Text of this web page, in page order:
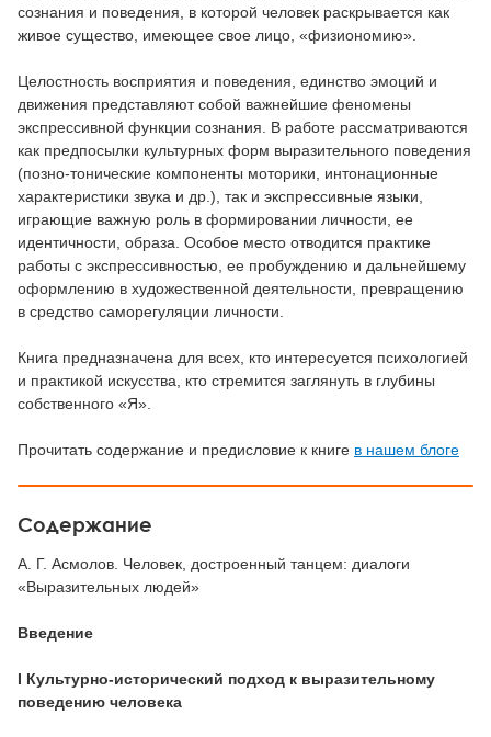
сознания и поведения, в которой человек раскрывается как
живое существо, имеющее свое лицо, «физиономию».
Целостность восприятия и поведения, единство эмоций и
движения представляют собой важнейшие феномены
экспрессивной функции сознания. В работе рассматриваются
как предпосылки культурных форм выразительного поведения
(позно-тонические компоненты моторики, интонационные
характеристики звука и др.), так и экспрессивные языки,
играющие важную роль в формировании личности, ее
идентичности, образа. Особое место отводится практике
работы с экспрессивностью, ее пробуждению и дальнейшему
оформлению в художественной деятельности, превращению
в средство саморегуляции личности.
Книга предназначена для всех, кто интересуется психологией
и практикой искусства, кто стремится заглянуть в глубины
собственного «Я».
Прочитать содержание и предисловие к книге в нашем блоге
Содержание
А. Г. Асмолов. Человек, достроенный танцем: диалоги
«Выразительных людей»
Введение
I Культурно-исторический подход к выразительному
поведению человека